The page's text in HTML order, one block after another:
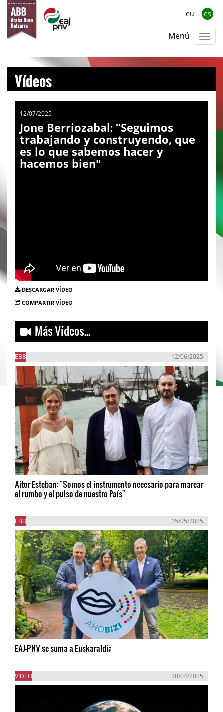
eu es
Menú
Vídeos
12/07/2025
Jone Berriozabal: “Seguimos
trabajando y construyendo, que
es lo que sabemos hacer y
hacemos bien"
DESCARGAR VÍDEO
COMPARTIR VÍDEO
Más Vídeos...
EBB 12/06/2025
Aitor Esteban: "Somos el instrumento necesario para marcar
el rumbo y el pulso de nuestro País"
EBB 15/05/2025
EAJ-PNV se suma a Euskaraldia
VIDEO 20/04/2025